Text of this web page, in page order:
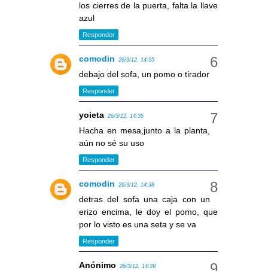
los cierres de la puerta, falta la llave
azul
Responder
comodin 26/3/12, 14:35
debajo del sofa, un pomo o tirador
Responder
yoieta 26/3/12, 14:35
Hacha en mesa,junto a la planta,
aún no sé su uso
Responder
comodin 26/3/12, 14:38
detras del sofa una caja con un
erizo encima, le doy el pomo, que
por lo visto es una seta y se va
Responder
Anónimo 26/3/12, 14:39